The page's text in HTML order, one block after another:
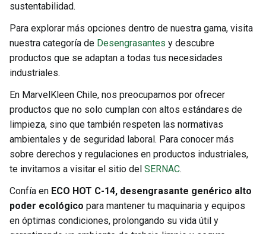
sustentabilidad.
Para explorar más opciones dentro de nuestra gama, visita
nuestra categoría de Desengrasantes y descubre
productos que se adaptan a todas tus necesidades
industriales.
En MarvelKleen Chile, nos preocupamos por ofrecer
productos que no solo cumplan con altos estándares de
limpieza, sino que también respeten las normativas
ambientales y de seguridad laboral. Para conocer más
sobre derechos y regulaciones en productos industriales,
te invitamos a visitar el sitio del SERNAC.
Confía en ECO HOT C-14, desengrasante genérico alto
poder ecológico para mantener tu maquinaria y equipos
en óptimas condiciones, prolongando su vida útil y